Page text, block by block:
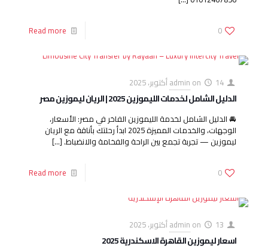
0
Read more
admin on 14 أكتوبر، 2025
الدليل الشامل لخدمات الليموزين 2025 | الريان ليموزين مصر
🚘 الدليل الشامل لخدمة الليموزين الفاخر في مصر: الأسعار،
الوجهات، والخدمات المميزة 2025 ابدأ رحلتك بأناقة مع الريان
ليموزين — تجربة تجمع بين الراحة والفخامة والانضباط.[…]
0
Read more
admin on 13 أكتوبر، 2025
اسعار ليموزين القاهرة الاسكندرية 2025